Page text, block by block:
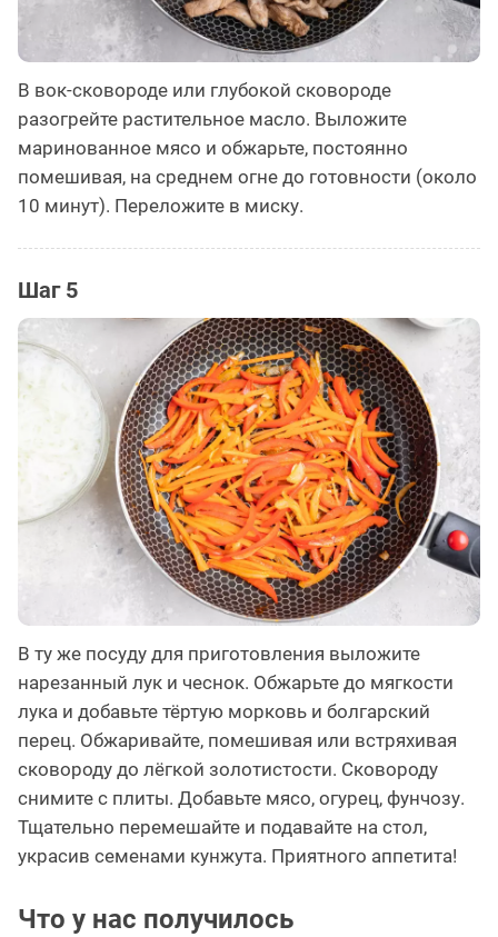
В вок-сковороде или глубокой сковороде
разогрейте растительное масло. Выложите
маринованное мясо и обжарьте, постоянно
помешивая, на среднем огне до готовности (около
10 минут). Переложите в миску.
Шаг 5
В ту же посуду для приготовления выложите
нарезанный лук и чеснок. Обжарьте до мягкости
лука и добавьте тёртую морковь и болгарский
перец. Обжаривайте, помешивая или встряхивая
сковороду до лёгкой золотистости. Сковороду
снимите с плиты. Добавьте мясо, огурец, фунчозу.
Тщательно перемешайте и подавайте на стол,
украсив семенами кунжута. Приятного аппетита!
Что у нас получилось